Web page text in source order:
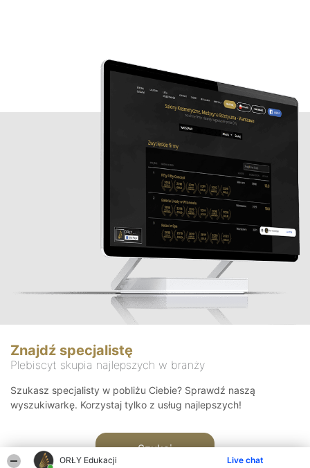
ORŁY Edukacji Live chat
Znajdź specjalistę
Plebiscyt skupia najlepszych w branży
Szukasz specjalisty w pobliżu Ciebie? Sprawdź naszą
wyszukiwarkę. Korzystaj tylko z usług najlepszych!
Szukaj